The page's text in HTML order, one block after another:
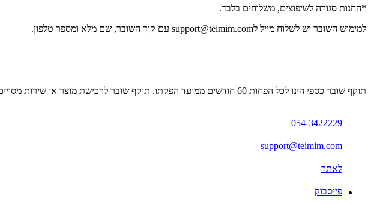
*החנות סגורה לשיפוצים, משלוחים בלבד.
למימוש השובר יש לשלוח מייל לsupport@teimim.com עם קוד השובר, שם מלא ומספר טלפון.
תוקף שובר כספי הינו לכל הפחות 60 חודשים ממועד הפקתו. תוקף שובר לרכישת מוצר או שירות מסויים יהיה לכל הפחות 24 חודשים ממועד הפקתו
054-3422229
support@teimim.com
לאתר
פייסבוק